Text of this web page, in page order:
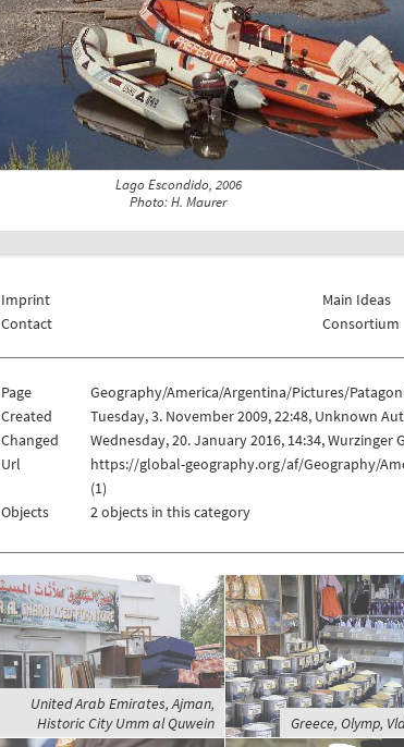
Lago Escondido, 2006
Photo: H. Maurer
Imprint
Contact
Main Ideas
Consortium
Page
Geography/America/Argentina/Pictures/
Created
Tuesday, 3. November 2009, 22:48, Unknown
Changed
Wednesday, 20. January 2016, 14:34, Wurzinger
Url
https://global-geography.org/af/Geography/
(1)
Objects
2 objects in this category
United Arab Emirates, Ajman,
Historic City Umm al Quwein
Greece, Olymp,